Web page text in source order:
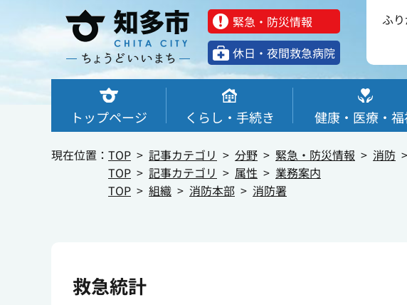
緊急・防災情報
休⽇・夜間救急病院
ふ
トップページ くらし・手続き 健康・医療・福
現在位置： TOP 記事カテゴリ 分野 緊急・防災情報 消防
TOP
記事カテゴリ 属性
業務案内
TOP
組織 消防本部 消防署
救急統計